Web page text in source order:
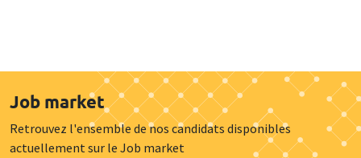
Job market
Retrouvez l'ensemble de nos candidats disponibles
actuellement sur le Job market